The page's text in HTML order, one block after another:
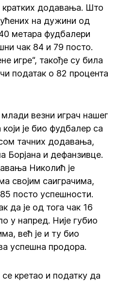
кратких додавања. Што
на дужини од
метара фудбалери
чак 84 и 79 посто.
игре“, такође су била
податак о 82 процента
везни играч нашег
је био фудбалер са
тачних додавања,
Борјана и дефанзивце.
Николић је
својим саиграчима,
посто успешности.
да је од тога чак 16
у напред. Није губио
већ је и ту био
успешна продора.
кретао и податку да